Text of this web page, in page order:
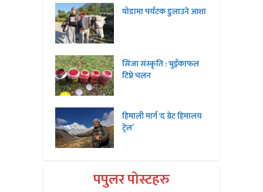
घोडामा पर्यटक डुलाउने आशा
सिंजा संस्कृति : भुइँकाफल
टिप्ने चलन
हिमाली मार्ग ‘द ग्रेट हिमालय
ट्रेल’
पपुलर पोस्टहरु